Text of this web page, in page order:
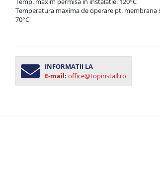
Temperatura maxima de operare pt. membrana
70°C
INFORMATII LA
E-mail: office@topinstall.ro